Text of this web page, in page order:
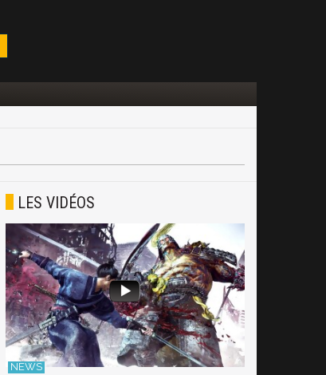
LES VIDÉOS